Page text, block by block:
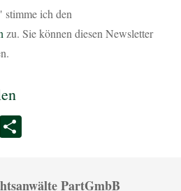
ich den
zu. Sie können diesen Newsletter
WhatsApp
PartGmbB